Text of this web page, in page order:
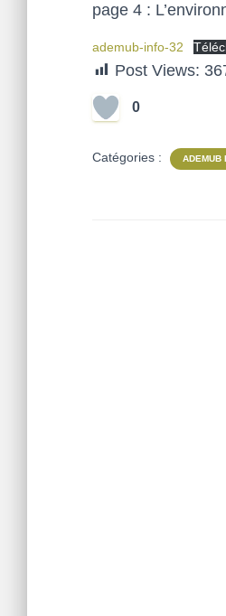
page 4 :
ademub-info-32
Post Views:
0
Catégories : ADEMUB